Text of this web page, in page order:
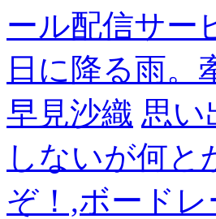
ール配信サー
日に降る雨。
早見沙織 思い
しないが何
ぞ！,ボードレ